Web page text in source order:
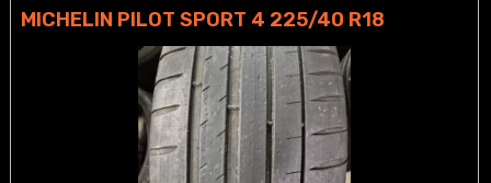
MICHELIN PILOT SPORT 4 225/40 R18